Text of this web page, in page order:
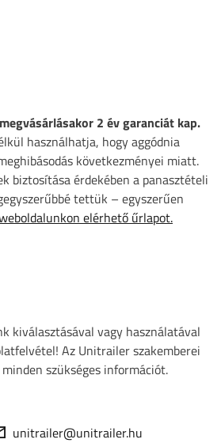
2 év garanciát kap.
használhatja, hogy aggódnia
következményei miatt.
biztosítása érdekében a panasztételi
tettük – egyszerűen
elérhető űrlapot.
kiválasztásával vagy használatával
Az Unitrailer szakemberei
szükséges információt.
unitrailer@unitrailer.hu